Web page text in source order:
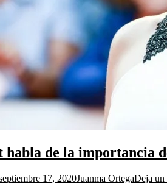
de la importancia
17, 2020Juanma OrtegaDeja un